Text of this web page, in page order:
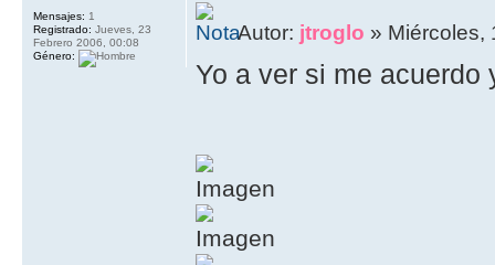
Autor: jtroglo » Miércoles,
Yo a ver si me acuerdo
Mensajes: 1
Registrado: Jueves, 23
Febrero 2006, 00:08
Género: